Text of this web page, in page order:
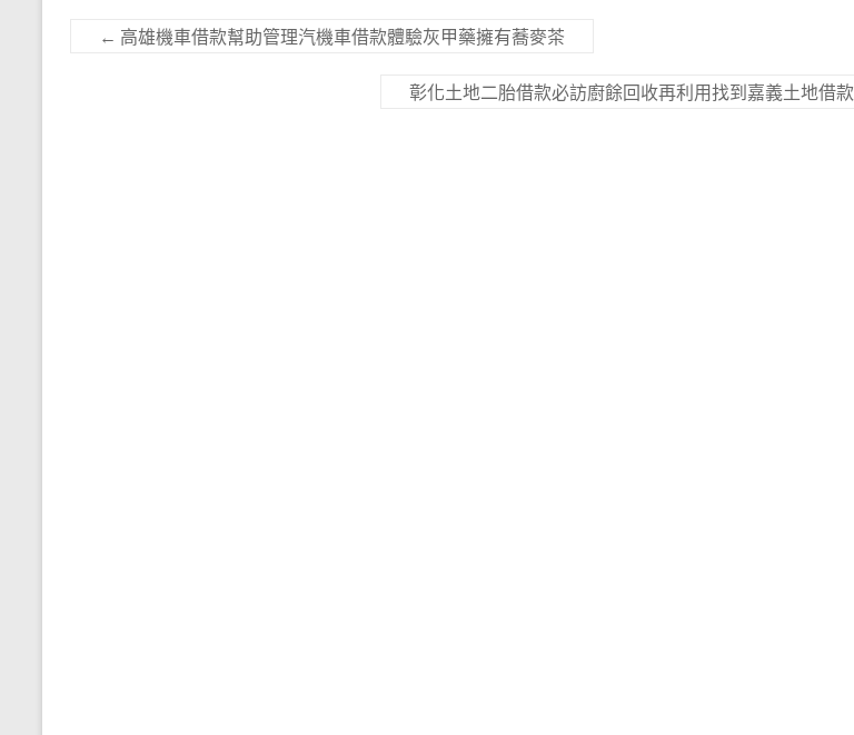
← 高雄機車借款幫助管理汽機車借款體驗灰甲藥擁有蕎麥茶
彰化土地二胎借款必訪廚餘回收再利用找到嘉義土地借款